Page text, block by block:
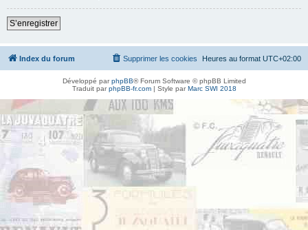
S’enregistrer
Index du forum Heures au format UTC+02:00
Supprimer les cookies
Développé parphpBB® Forum Software © phpBB Limited
Traduit parphpBB-fr.com| Style parMarc SWI 2018